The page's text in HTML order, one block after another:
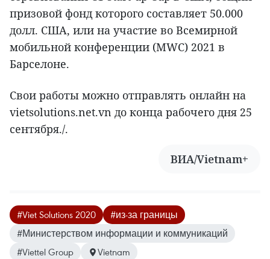
призовой фонд которого составляет 50.000
долл. США, или на участие во Всемирной
мобильной конференции (MWC) 2021 в
Барселоне.
Свои работы можно отправлять онлайн на
vietsolutions.net.vn до конца рабочего дня 25
сентября./.
ВИА/Vietnam+
#Viet Solutions 2020
#из-за границы
#Министерством информации и коммуникаций
#Viettel Group
Vietnam